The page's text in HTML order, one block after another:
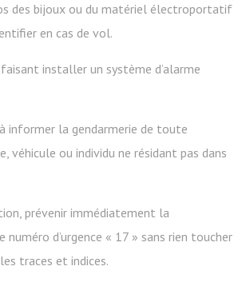
des bijoux ou du matériel électroportatif
en cas de vol.
installer un système d’alarme
informer la gendarmerie de toute
véhicule ou individu ne résidant pas dans
prévenir immédiatement la
numéro d’urgence « 17 » sans rien toucher
traces et indices.